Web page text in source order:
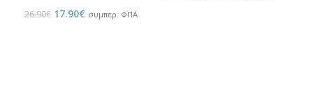
26.90€ 17.90€ συμπερ. ΦΠΑ